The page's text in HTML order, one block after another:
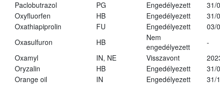
Paclobutrazol PG Engedélyezett
31/
Oxyfluorfen
HB Engedélyezett
31/
Oxathiapiprolin
FU Engedélyezett
03/
Oxasulfuron
HB
Nem
engedélyezett
-
Oxamyl
IN, NE Visszavont
Oryzalin
HB Engedélyezett
31/
Orange oil
IN Engedélyezett
31/